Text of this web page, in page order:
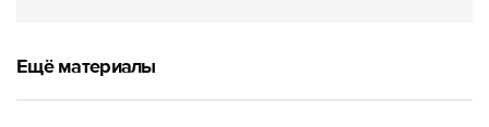
Ещё материалы